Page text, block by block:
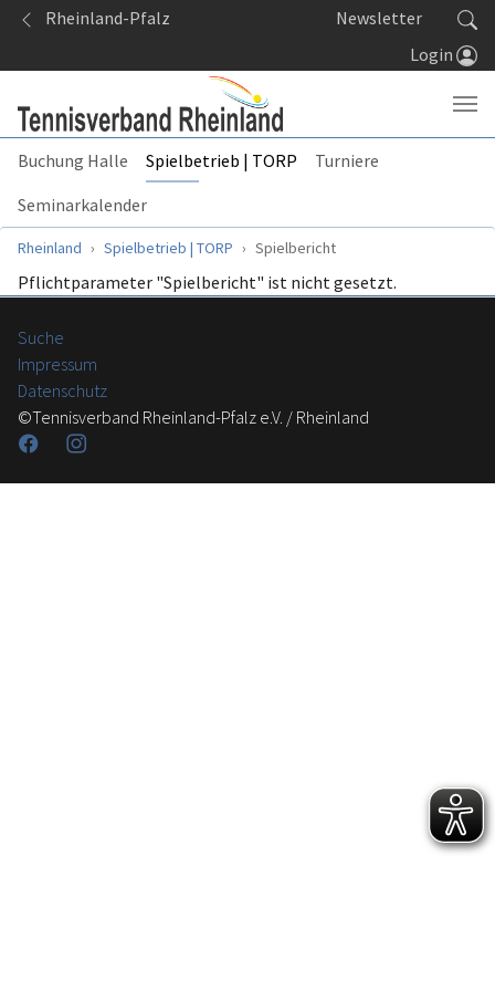
Springe zum Seiteninhalt
Rheinland-Pfalz
Newsletter
Login
Buchung Halle Spielbetrieb | TORP
Turniere
Seminarkalender
Sie sind hier:
Rheinland Spielbetrieb | TORP Spielbericht
Pflichtparameter "Spielbericht" ist nicht gesetzt.
Suche
Impressum
Datenschutz
©Tennisverband Rheinland-Pfalz e.V. / Rheinland
FacebookInstagram